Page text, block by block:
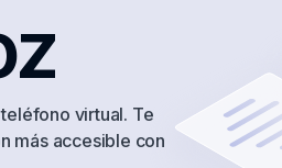
virtual. Te
más accesible con